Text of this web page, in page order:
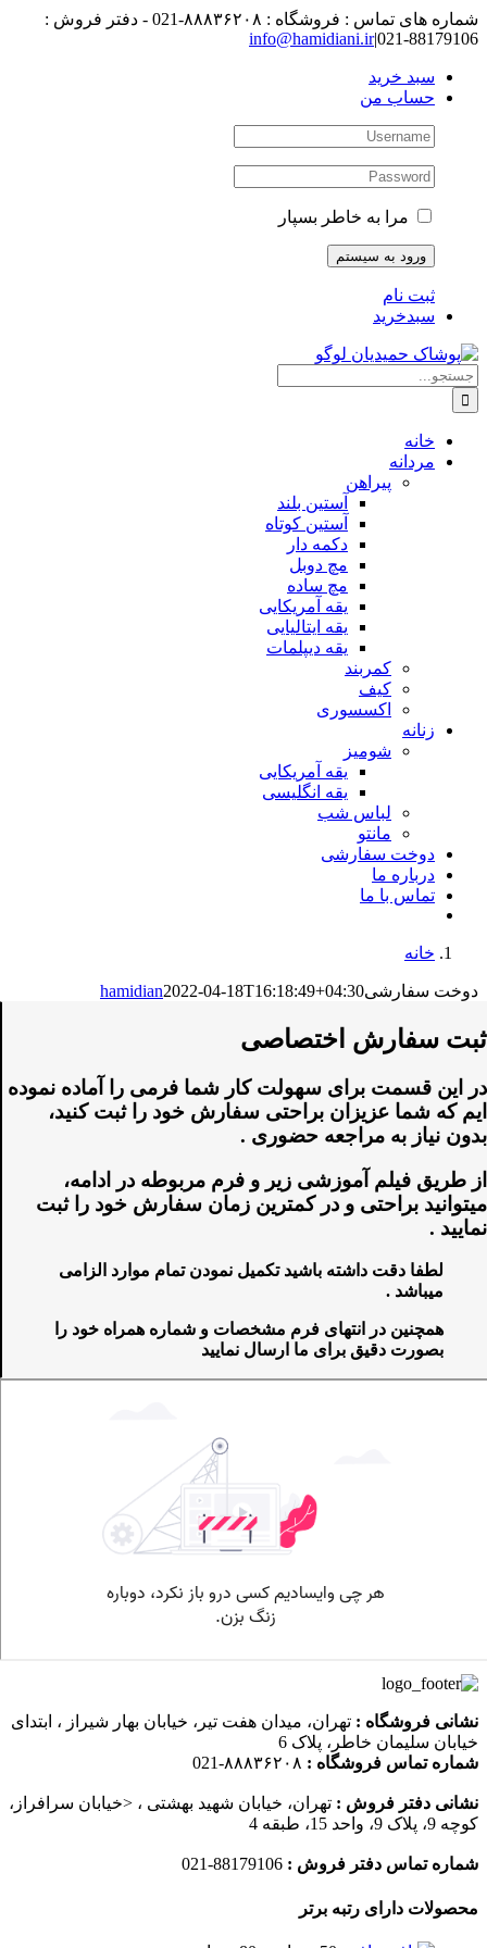
رفتن
به
شماره های تماس : فروشگاه : ۸۸۸۳۶۲۰۸-021 - دفتر فروش :
88179106-021
|
info@hamidiani.ir
سبد خرید
حساب من
مرا به خاطر بسپار
ثبت نام
سبدخرید
جستجو
برای:
خانه
مردانه
پیراهن
آستین بلند
آستین کوتاه
دکمه دار
مچ دوبل
مچ ساده
یقه آمریکایی
یقه ایتالیایی
یقه دیپلمات
کمربند
کیف
اکسسوری
زنانه
شومیز
یقه آمریکایی
یقه انگلیسی
لباس شب
مانتو
دوخت سفارشی
درباره ما
تماس با ما
خانه
دوخت سفارشی hamidian2022-04-18T16:18:49+04:30
ثبت سفارش اختصاصی
در این قسمت برای سهولت کار شما فرمی را آماده نموده
ایم که شما عزیزان براحتی سفارش خود را ثبت کنید،
بدون نیاز به مراجعه حضوری .
از طریق فیلم آموزشی زیر و فرم مربوطه در ادامه،
میتوانید براحتی و در کمترین زمان سفارش خود را ثبت
نمایید .
لطفا دقت داشته باشید تکمیل نمودن تمام موارد الزامی
میباشد .
همچنین در انتهای فرم مشخصات و شماره همراه خود را
بصورت دقیق برای ما ارسال نمایید
نشانی فروشگاه : تهران، میدان هفت تیر، خیابان بهار شیراز ، ابتدای
خیابان سلیمان خاطر، پلاک 6
شماره تماس فروشگاه :
نشانی دفتر فروش : تهران، خیابان شهید بهشتی ، <خیابان سرافراز،
کوچه 9، پلاک 9، واحد 15، طبقه 4
شماره تماس دفتر فروش :
محصولات دارای رتبه برتر